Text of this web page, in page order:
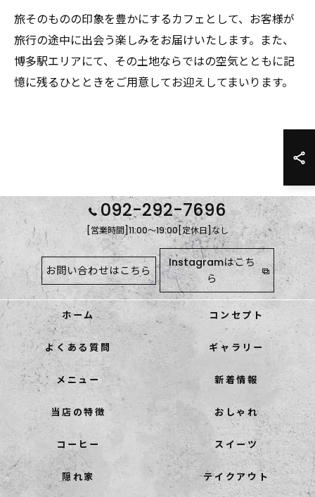
旅そのものの印象を豊かにするカフェとして、お客様が
旅行の途中に出会う楽しみをお届けいたします。また、
博多駅エリアにて、その土地ならではの空気とともに記
憶に残るひとときをご用意してお迎えしてまいります。
092-292-7696
[営業時間]11:00～19:00[定休日]なし
お問い合わせはこちら
Instagramはこち
ら
ホーム コンセプト
よくある質問 ギャラリー
メニュー 新着情報
当店の特徴 おしゃれ
コーヒー スイーツ
隠れ家 テイクアウト